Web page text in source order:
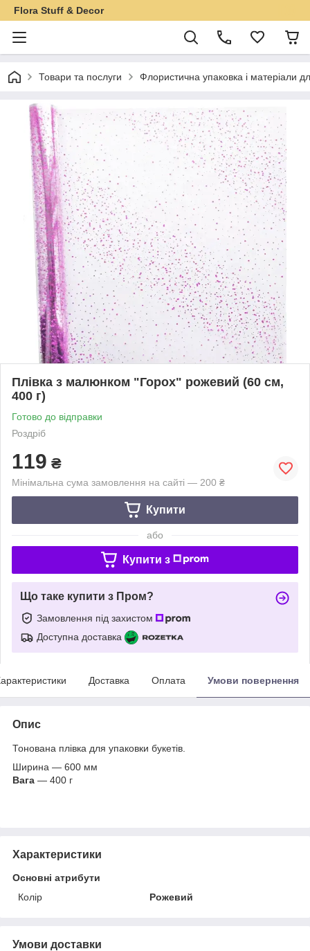
Flora Stuff & Decor
Товари та послуги Флористична упаковка і матеріали
Плівка з малюнком "Горох" рожевий (60 см,
400 г)
Готово до відправки
Роздріб
119 ₴
Мінімальна сума замовлення на сайті — 200 ₴
Купити
або
Купити з
Що таке купити з Пром?
Замовлення під захистом
Доступна доставка
Доставка Оплата Умови повернення
Опис
Тонована плівка для упаковки букетів.
Ширина ― 600 мм
Вага ― 400 г
Характеристики
Основні атрибути
Колір
Рожевий
Умови доставки